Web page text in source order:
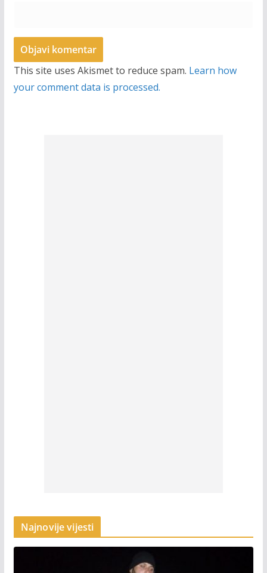
This site uses Akismet to reduce spam. Learn how
your comment data is processed.
Najnovije vijesti